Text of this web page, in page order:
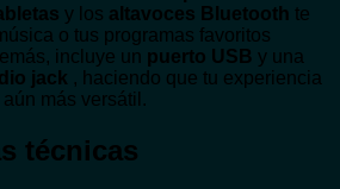
y los altavoces Bluetooth te
o tus programas favoritos
incluye un puerto USB y una
jack , haciendo que tu experiencia
más versátil.
técnicas